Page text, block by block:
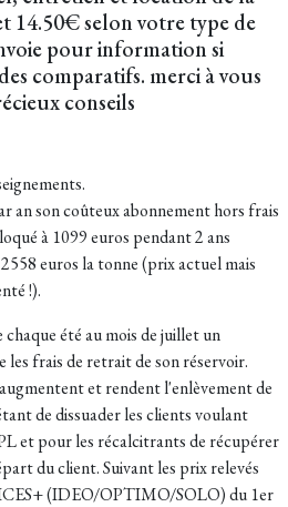
14.50€ selon votre type de
pour information si
comparatifs. merci à vous
conseils
an son coûteux abonnement hors frais
à 1099 euros pendant 2 ans
euros la tonne (prix actuel mais
!).
été au mois de juillet un
les frais de retrait de son réservoir.
et rendent l'enlèvement de
de dissuader les clients voulant
et pour les récalcitrants de récupérer
du client. Suivant les prix relevés
(IDEO/OPTIMO/SOLO) du 1er